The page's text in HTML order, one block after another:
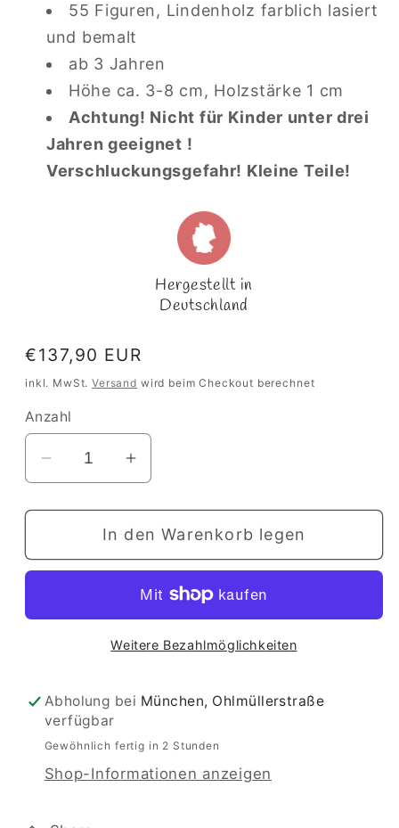
55 Figuren, Lindenholz farblich lasiert
und bemalt
ab 3 Jahren
Höhe ca. 3-8 cm, Holzstärke 1 cm
Achtung! Nicht für Kinder unter drei
Jahren geeignet !
Verschluckungsgefahr! Kleine Teile!
Hergestellt in
Deutschland
Normaler
Preis
€137,90 EUR
inkl. MwSt.Versand wird beim Checkout berechnet
Anzahl
Verringere
Menge
Figuren
Erzählen
Erhöhe
Menge
für
Figuren
zum
Zählen
Erzählen
In den Warenkorb legen
Weitere Bezahlmöglichkeiten
Abholung bei München, Ohlmüllerstraße
verfügbar
Gewöhnlich fertig in 2 Stunden
Shop-Informationen anzeigen